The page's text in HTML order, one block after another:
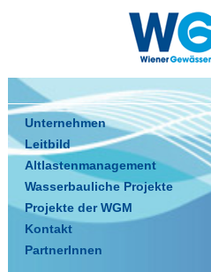
Unternehmen
Leitbild
Altlastenmanagement
Wasserbauliche Projekte
Projekte der WGM
Kontakt
PartnerInnen